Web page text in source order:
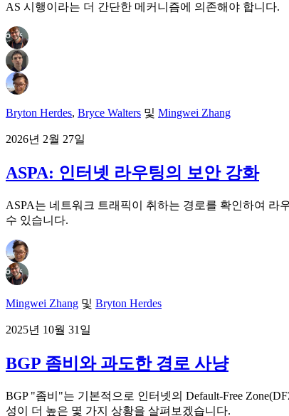
AS 시행이라는 더 간단한 메커니즘에 의존해야 합니다.
Bryton Herdes, Bryce Walters 및 Mingwei Zhang
2026년 2월 27일
ASPA: 인터넷 라우팅의 보안 강화
ASPA는 네트워크 트래픽이 취하는 경로를 확인하여 라
수 있습니다.
Mingwei Zhang 및 Bryton Herdes
2025년 10월 31일
BGP 좀비와 과도한 경로 사냥
BGP "좀비"는 기본적으로 인터넷의 Default-Free
성이 더 높은 몇 가지 상황을 살펴보겠습니다.